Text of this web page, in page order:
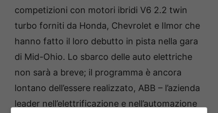
competizioni con motori ibridi V6 2.2 twin
turbo forniti da Honda, Chevrolet e Ilmor che
hanno fatto il loro debutto in pista nella gara
di Mid-Ohio. Lo sbarco delle auto elettriche
non sarà a breve; il programma è ancora
lontano dell’essere realizzato, ABB – l’azienda
leader nell’elettrificazione e nell’automazione